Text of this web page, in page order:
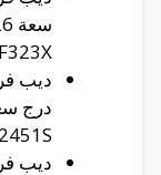
)
)